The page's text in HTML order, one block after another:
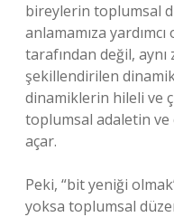
bireylerin toplumsal
anlamamıza
tarafından değil,
şekillendirilen
dinamiklerin hileli ve
toplumsal adaletin
açar.
Peki, “bit yeniği
yoksa toplumsal